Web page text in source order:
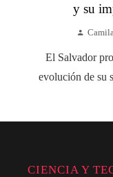
y su
El Salvador
evolución de su
CIENCIA Y